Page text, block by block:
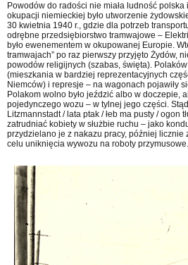
Powodów do radości nie miała ludność
okupacji niemieckiej było utworzenie
30 kwietnia 1940 r., gdzie dla potrzeb
odrębne przedsiębiorstwo tramwajowe –
było ewenementem w okupowanej Europie.
tramwajach” po raz pierwszy przyjęto Żydów,
powodów religijnych (szabas, święta).
(mieszkania w bardziej reprezentacyjnych
Niemców) i represje – na wagonach pojawiły
Polakom wolno było jeździć albo w doczepie,
pojedynczego wozu – w tylnej jego części.
Litzmannstadt / lata ptak / łeb ma pusty / ogon
zatrudniać kobiety w służbie ruchu – jako
przydzielano je z nakazu pracy, później licznie
celu uniknięcia wywozu na roboty przymusowe.